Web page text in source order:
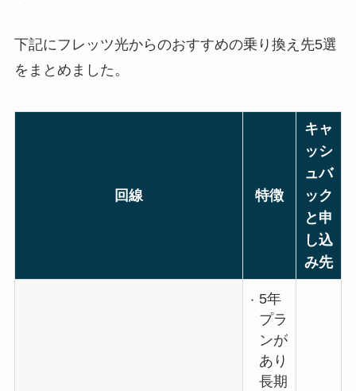
下記にフレッツ光からのおすすめの乗り換え先5選
をまとめました。
回線 特徴
キャ
ッシ
ュバ
ック
と申
し込
み先
5年
プラ
ンが
あり
長期